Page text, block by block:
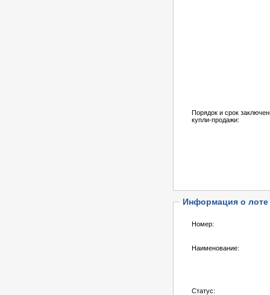
Порядок и срок
купли-продажи:
Информация о
Номер:
Наименование:
Статус: